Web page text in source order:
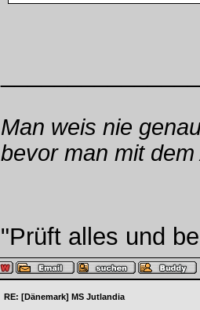
Man weis nie
bevor man mit
"Prüft alles und
RE: [Dänemark] MS Jutlandia